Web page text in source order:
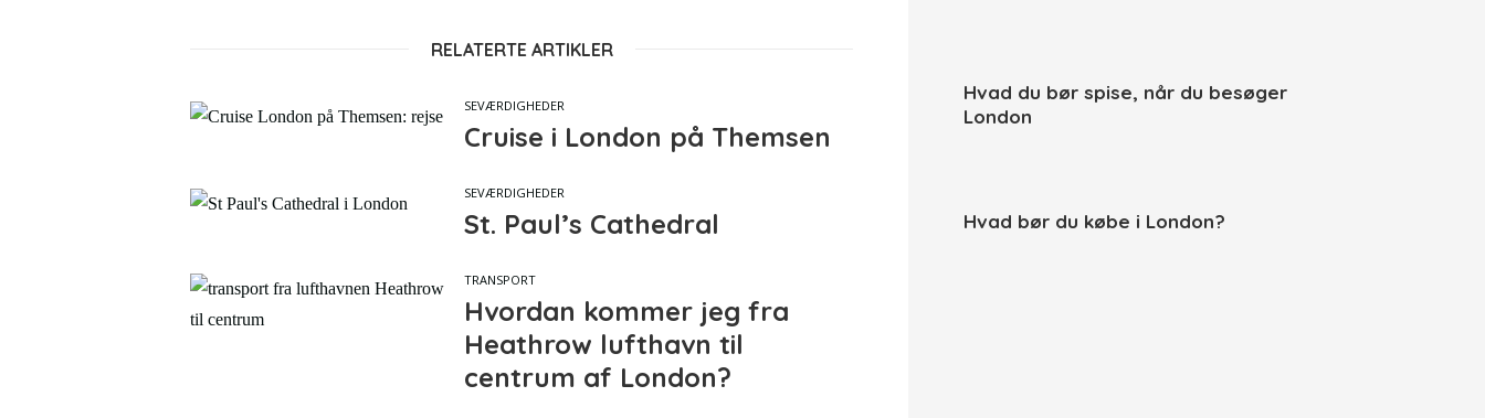
RELATERTE ARTIKLER
SEVÆRDIGHEDER
Cruise i London på Themsen
SEVÆRDIGHEDER
St. Paul’s Cathedral
TRANSPORT
Hvordan kommer jeg fra
Heathrow lufthavn til
centrum af London?
Hvad du bør spise, når du besøger
London
Hvad bør du købe i London?